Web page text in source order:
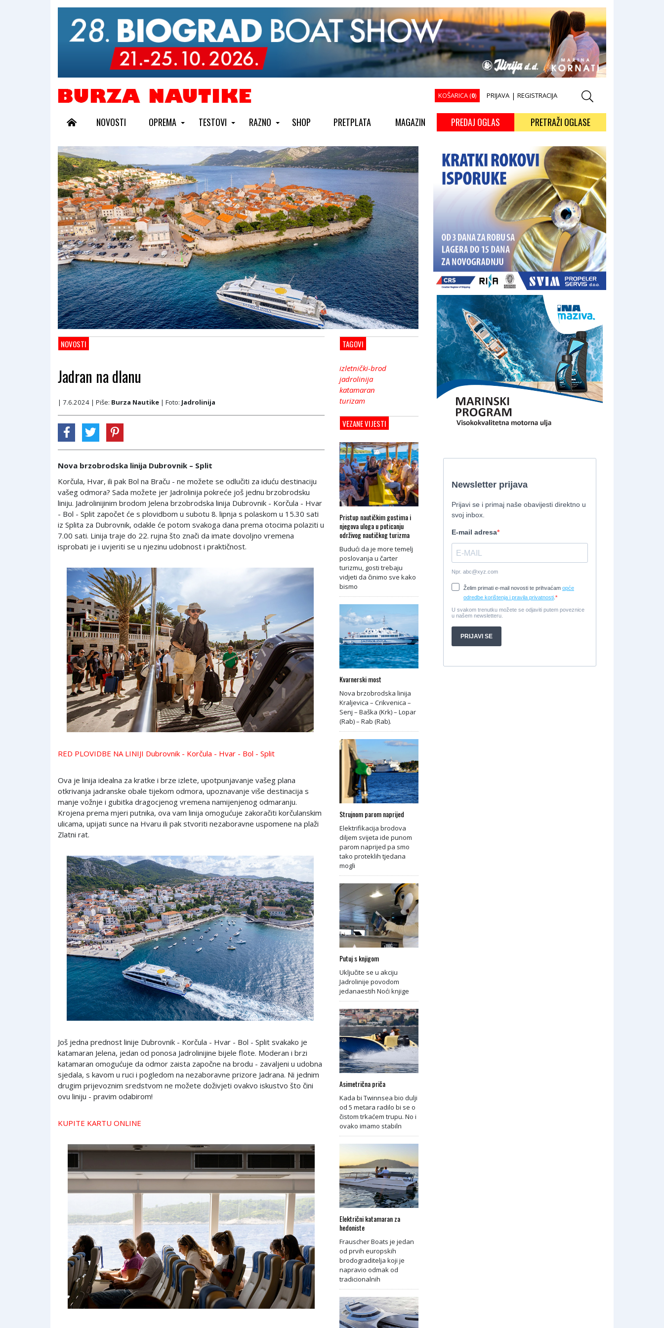
KOŠARICA (0) PRIJAVA | REGISTRACIJA
NOVOSTI OPREMA TESTOVI RAZNO SHOP PRETPLATA MAGAZIN PREDAJ OGLAS PRETRAŽI OGLASE
NOVOSTI
Jadran na dlanu
| 7.6.2024 | Piše: Burza Nautike | Foto: Jadrolinija
Nova brzobrodska linija Dubrovnik – Split
Korčula, Hvar, ili pak Bol na Braču - ne možete se odlučiti za iduću destinaciju
vašeg odmora? Sada možete jer Jadrolinija pokreće još jednu brzobrodsku
liniju. Jadrolinijinim brodom Jelena brzobrodska linija Dubrovnik - Korčula - Hvar
- Bol - Split započet će s plovidbom u subotu 8. lipnja s polaskom u 15.30 sati
iz Splita za Dubrovnik, odakle će potom svakoga dana prema otocima polaziti u
7.00 sati. Linija traje do 22. rujna što znači da imate dovoljno vremena
isprobati je i uvjeriti se u njezinu udobnost i praktičnost.
RED PLOVIDBE NA LINIJI Dubrovnik - Korčula - Hvar - Bol - Split
Ova je linija idealna za kratke i brze izlete, upotpunjavanje vašeg plana
otkrivanja jadranske obale tijekom odmora, upoznavanje više destinacija s
manje vožnje i gubitka dragocjenog vremena namijenjenog odmaranju.
Krojena prema mjeri putnika, ova vam linija omogućuje zakoračiti korčulanskim
ulicama, upijati sunce na Hvaru ili pak stvoriti nezaboravne uspomene na plaži
Zlatni rat.
Još jedna prednost linije Dubrovnik - Korčula - Hvar - Bol - Split svakako je
katamaran Jelena, jedan od ponosa Jadrolinijine bijele flote. Moderan i brzi
katamaran omogućuje da odmor zaista započne na brodu - zavaljeni u udobna
sjedala, s kavom u ruci i pogledom na nezaboravne prizore Jadrana. Ni jednim
drugim prijevoznim sredstvom ne možete doživjeti ovakvo iskustvo što čini
ovu liniju - pravim odabirom!
KUPITE KARTU ONLINE
TAGOVI
izletnički-brod
jadrolinija
katamaran
turizam
VEZANE VIJESTI
Pristup nautičkim gostima i
njegova uloga u poticanju
održivog nautičkog turizma
Budući da je more temelj
poslovanja u čarter
turizmu, gosti trebaju
vidjeti da činimo sve kako
bismo
Kvarnerski most
Nova brzobrodska linija
Kraljevica – Crikvenica –
Senj – Baška (Krk) – Lopar
(Rab) – Rab (Rab).
Strujnom parom naprijed
Elektrifikacija brodova
diljem svijeta ide punom
parom naprijed pa smo
tako proteklih tjedana
mogli
Putuj s knjigom
Uključite se u akciju
Jadrolinije povodom
jedanaestih Noći knjige
Asimetrična priča
Kada bi Twinnsea bio dulji
od 5 metara radilo bi se o
čistom trkaćem trupu. No i
ovako imamo stabiln
Električni katamaran za
hedoniste
Frauscher Boats je jedan
od prvih europskih
brodograditelja koji je
napravio odmak od
tradicionalnih